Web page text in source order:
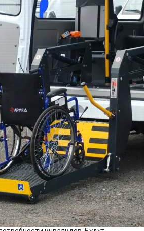
пойдёт на приобретение
оборудования и инвентаря для
по здоровью. Деньги выделены из
края.
спортивные снаряды,
для тренировок, адаптированные
с инвалидностью, мячи, ракетки,
и обувь, также